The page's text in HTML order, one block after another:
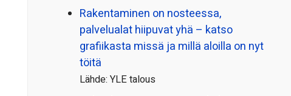
Rakentaminen on nosteessa,
palvelualat hiipuvat yhä – katso
grafiikasta missä ja millä aloilla on nyt
töitä
Lähde: YLE talous